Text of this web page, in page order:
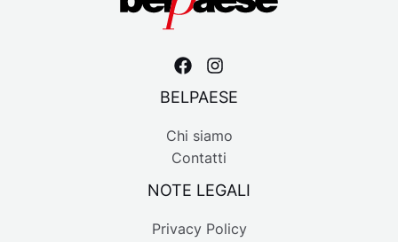
BELPAESE
Chi siamo
Contatti
NOTE LEGALI
Privacy Policy